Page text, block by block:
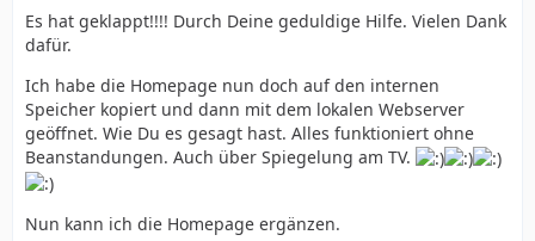
Es hat geklappt!!!! Durch Deine geduldige Hilfe. Vielen Dank
dafür.
Ich habe die Homepage nun doch auf den internen
Speicher kopiert und dann mit dem lokalen Webserver
geöffnet. Wie Du es gesagt hast. Alles funktioniert ohne
Beanstandungen. Auch über Spiegelung am TV.
Nun kann ich die Homepage ergänzen.